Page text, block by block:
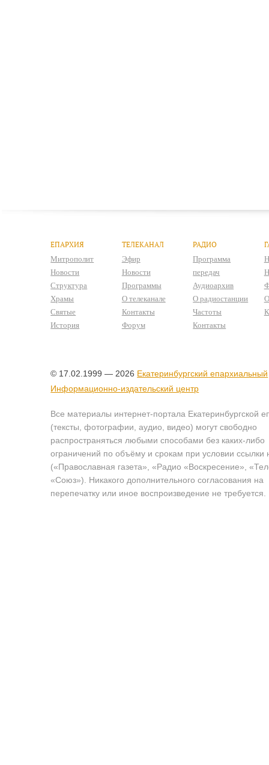
ЕПАРХИЯ
Митрополит
Новости
Структура
Храмы
Святые
История
ТЕЛЕКАНАЛ
Эфир
Новости
Программы
О телеканале
Контакты
Форум
РАДИО
Программа
передач
Аудиоархив
О радиостанции
Частоты
Контакты
© 17.02.1999 — 2026 Екатеринбургский епархиальный
Информационно-издательский центр
Все материалы интернет-портала Екатеринбургской
(тексты, фотографии, аудио, видео) могут свободно
распространяться любыми способами без каких-либо
ограничений по объёму и срокам при условии ссылки
(«Православная газета», «Радио «Воскресение»,
«Союз»). Никакого дополнительного согласования на
перепечатку или иное воспроизведение не требуется.